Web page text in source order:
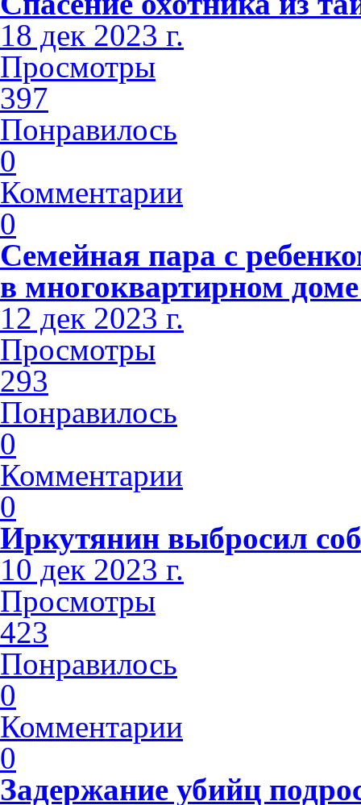
18 дек 2023 г.
Просмотры
397
Понравилось
0
Комментарии
0
Семейная пара с
в многоквартирном
12 дек 2023 г.
Просмотры
293
Понравилось
0
Комментарии
0
Иркутянин выбросил
10 дек 2023 г.
Просмотры
423
Понравилось
0
Комментарии
0
Задержание убийц